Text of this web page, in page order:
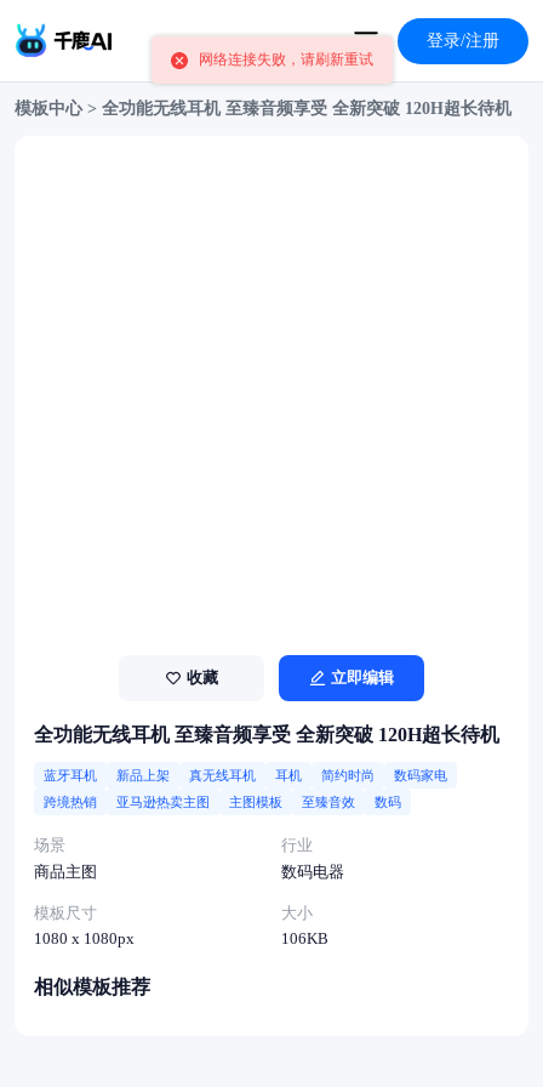
登录/注册
模板中心> 全功能无线耳机 至臻音频享受 全新突破 120H超长待机
收藏 立即编辑
全功能无线耳机 至臻音频享受 全新突破 120H超长待机
蓝牙耳机 新品上架 真无线耳机 耳机 简约时尚
数码家电
跨境热销
亚马逊热卖主图 主图模板 至臻音效 数码
场景
商品主图
行业
数码电器
模板尺寸
1080 x 1080px
大小
106KB
相似模板推荐
网络连接失败，请刷新重试